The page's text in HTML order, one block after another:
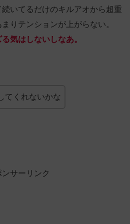
いてるだけのキルアオから超重
りテンションが上がらない。
気はしないしなあ。
てくれないかな
ンサーリンク